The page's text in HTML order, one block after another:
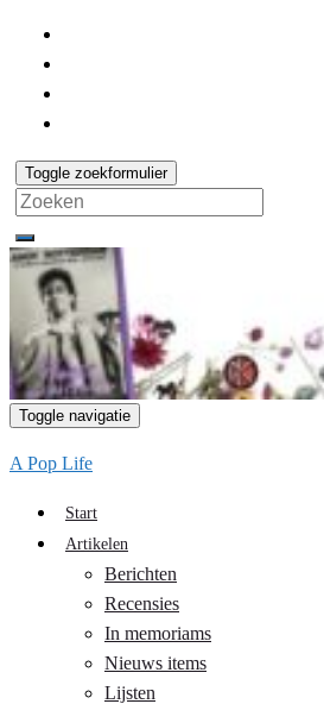
Toggle zoekformulier
Search
for:
Toggle navigatie
A Pop Life
Start
Artikelen
Berichten
Recensies
In memoriams
Nieuws items
Lijsten